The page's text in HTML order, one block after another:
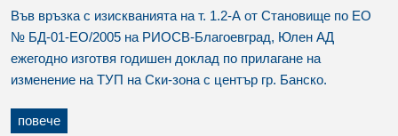
Във връзка с изискванията на т. 1.2-А от Становище по ЕО
№ БД-01-ЕО/2005 на РИОСВ-Благоевград, Юлен АД
ежегодно изготвя годишен доклад по прилагане на
изменение на ТУП на Ски-зона с център гр. Банско.
повече